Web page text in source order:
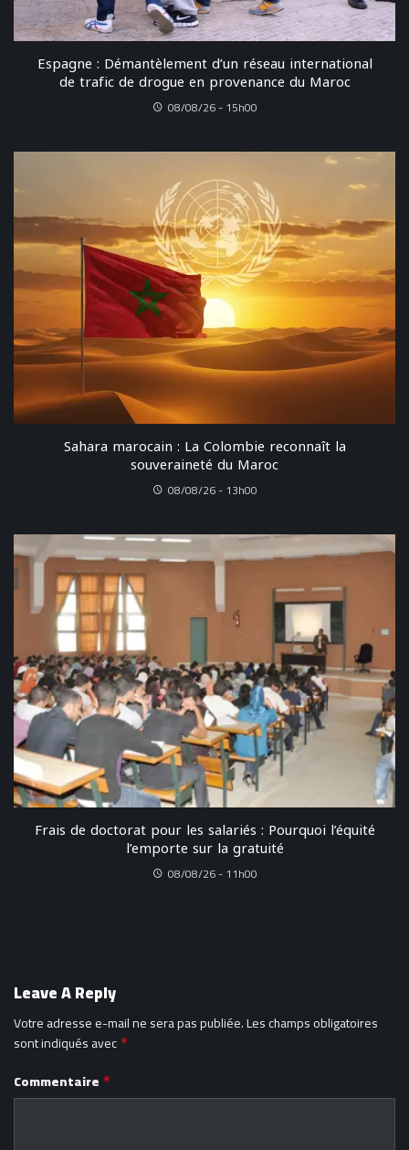
Espagne : Démantèlement d’un réseau international
de trafic de drogue en provenance du Maroc
08/08/26 - 15h00
Sahara marocain : La Colombie reconnaît la
souveraineté du Maroc
08/08/26 - 13h00
Frais de doctorat pour les salariés : Pourquoi l’équité
l’emporte sur la gratuité
08/08/26 - 11h00
Leave A Reply
Votre adresse e-mail ne sera pas publiée.Les champs obligatoires
sont indiqués avec *
Commentaire *